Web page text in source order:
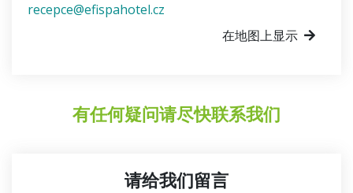
recepce@efispahotel.cz
在地图上显示
有任何疑问请尽快联系我们
请给我们留言